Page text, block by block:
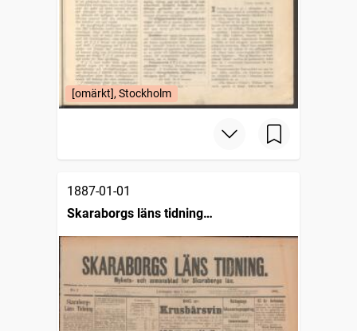
[omärkt], Stockholm
1887-01-01
Skaraborgs läns tidning
Halfveckoupplagan